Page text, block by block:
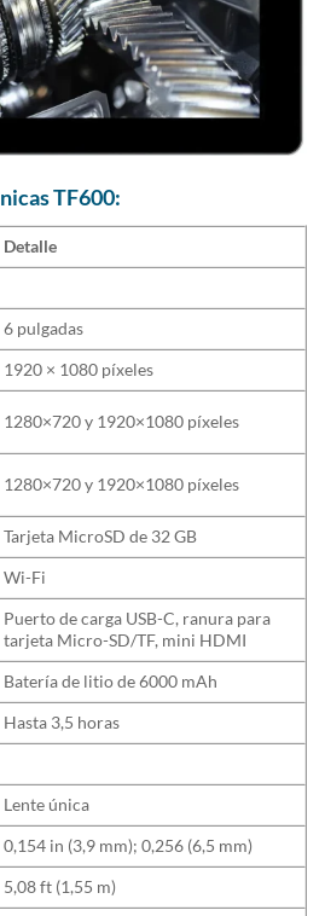
TF600:
Detalle
6 pulgadas
1920 × 1080 píxeles
1280×720 y 1920×1080 píxeles
1280×720 y 1920×1080 píxeles
Tarjeta MicroSD de 32 GB
Wi-Fi
Puerto de carga USB-C, ranura para
tarjeta Micro-SD/TF, mini HDMI
Batería de litio de 6000 mAh
Hasta 3,5 horas
Lente única
0,154 in (3,9 mm); 0,256 (6,5 mm)
5,08 ft (1,55 m)